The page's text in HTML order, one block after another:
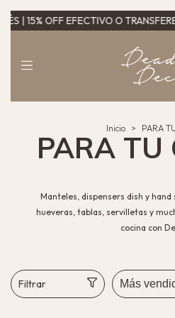
3 CUOTAS SIN
Inicio > PARA
PARA TU
Manteles, dispensers dish y hand
hueveras, tablas, servilletas y
cocina con
Filtrar